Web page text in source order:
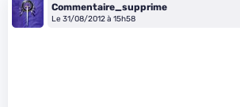
Commentaire_supprime
Le 31/08/2012 à 15h58